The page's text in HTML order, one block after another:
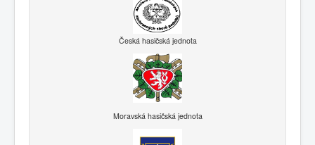
Česká hasičská jednota
Moravská hasičská jednota